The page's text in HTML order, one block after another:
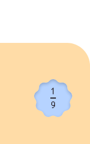
1
9